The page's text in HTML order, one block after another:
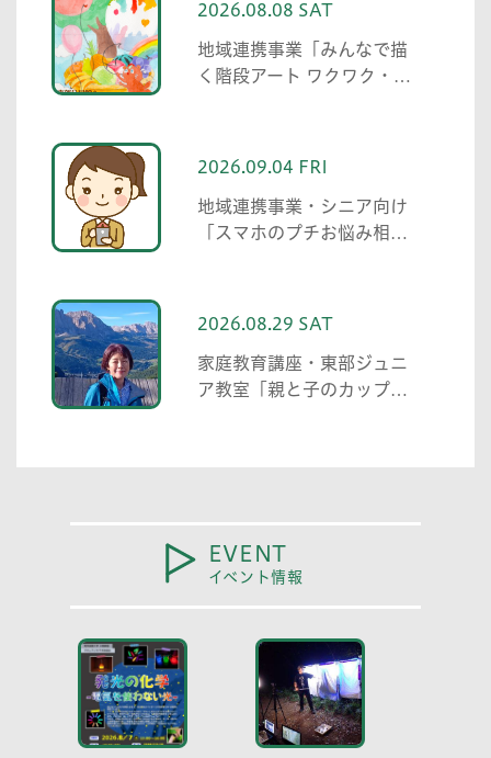
2026.08.08 SAT
地域連携事業「みんなで描
く階段アート ワクワク・自
2026.09.04 FRI
地域連携事業・シニア向け
「スマホのプチお悩み相談
2026.08.29 SAT
家庭教育講座・東部ジュニ
ア教室「親と子のカップリ
EVENT
イベント情報